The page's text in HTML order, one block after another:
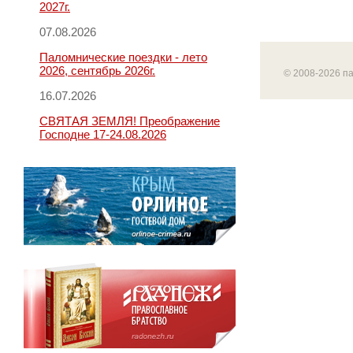
2027г.
07.08.2026
Паломнические поездки - лето
2026, сентябрь 2026г.
16.07.2026
СВЯТАЯ ЗЕМЛЯ! Преображение
Господне 17-24.08.2026
© 2008-2026